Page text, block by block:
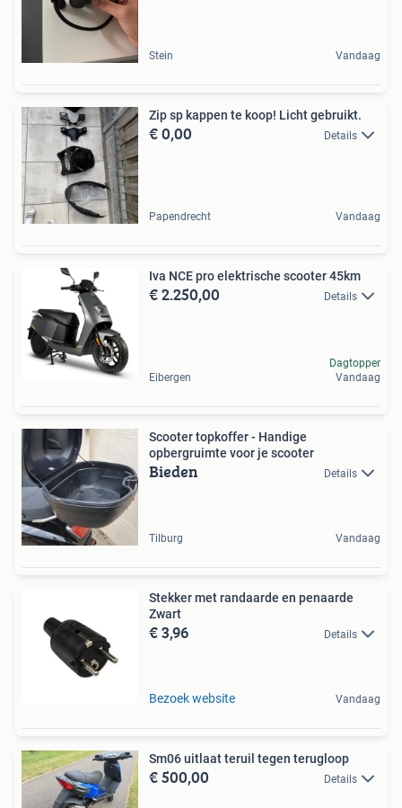
Stein Vandaag
Zip sp kappen te koop! Licht gebruikt.
€ 0,00 Details
Papendrecht Vandaag
Iva NCE pro elektrische scooter 45km
€ 2.250,00 Details
Eibergen
Dagtopper
Vandaag
Scooter topkoffer - Handige
opbergruimte voor je scooter
Bieden Details
Tilburg Vandaag
Stekker met randaarde en penaarde
Zwart
€ 3,96 Details
Bezoek website Vandaag
Sm06 uitlaat teruil tegen terugloop
€ 500,00 Details